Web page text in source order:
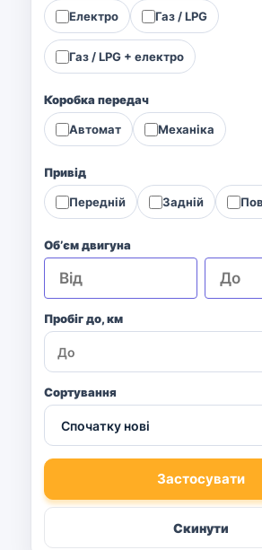
Електро Газ / LPG
Газ / LPG + електро
Коробка передач
Автомат Механіка
Привід
Передній Задній
Обʼєм двигуна
Пробіг до, км
Сортування
Застосувати
Скинути